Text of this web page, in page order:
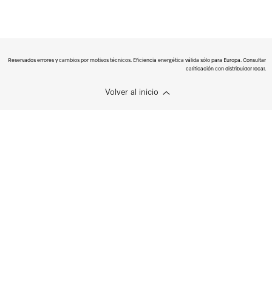
Reservados errores y cambios por motivos técnicos. Eficiencia energética válida sólo para Europa. Consultar
calificación con distribuidor local.
Volver al inicio